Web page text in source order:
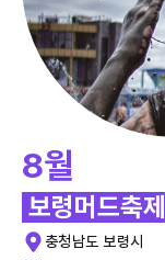
8월
보령머드축제
충청남도 보령시